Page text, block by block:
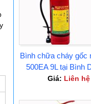
Bình chữa cháy gốc
500EA 9L tại Bình
Giá: Liên hệ